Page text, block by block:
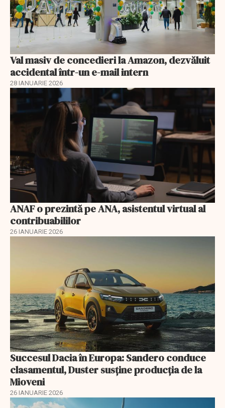
Val masiv de concedieri la Amazon, dezvăluit
accidental într-un e-mail intern
28 IANUARIE 2026
ANAF o prezintă pe ANA, asistentul virtual al
contribuabililor
26 IANUARIE 2026
Succesul Dacia în Europa: Sandero conduce
clasamentul, Duster susține producția de la
Mioveni
26 IANUARIE 2026